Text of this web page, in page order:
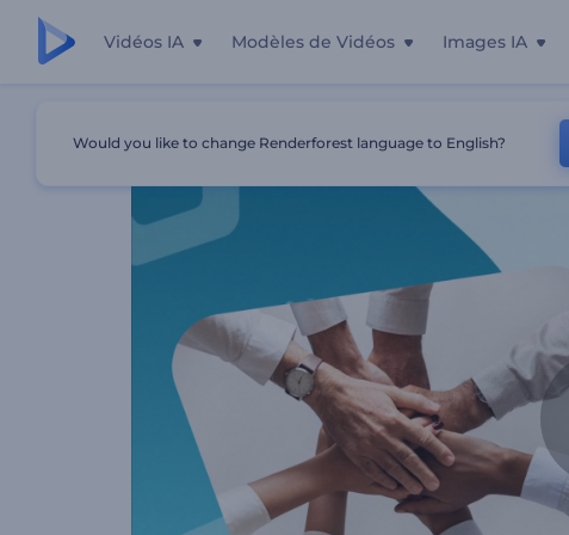
Vidéos IA Modèles de Vidéos Images IA
Présentation Du Profil D'entreprise Créative
Would you like to change Renderforest language to English?